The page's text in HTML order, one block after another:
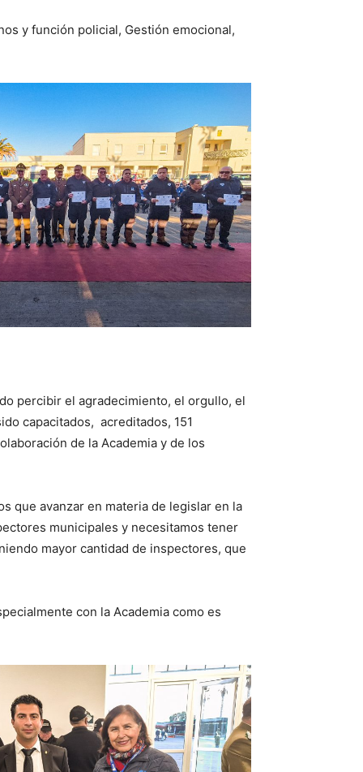
y función policial, Gestión emocional,
percibir el agradecimiento, el orgullo, el
capacitados, acreditados, 151
de la Academia y de los
que avanzar en materia de legislar en la
municipales y necesitamos tener
mayor cantidad de inspectores, que
con la Academia como es